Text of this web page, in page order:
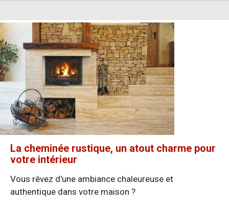
La cheminée rustique, un atout charme pour
votre intérieur
Vous rêvez d'une ambiance chaleureuse et
authentique dans votre maison ?